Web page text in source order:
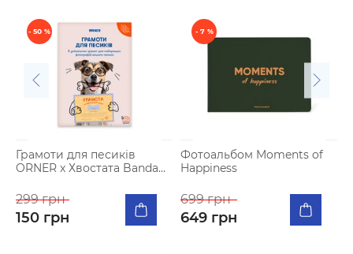
- 50 %
Грамоти для песиків
ORNER x Хвостата Banda
благодійність)
299 грн
150 грн
- 7 %
Фотоальбом Moments of
Happiness
699 грн
649 грн